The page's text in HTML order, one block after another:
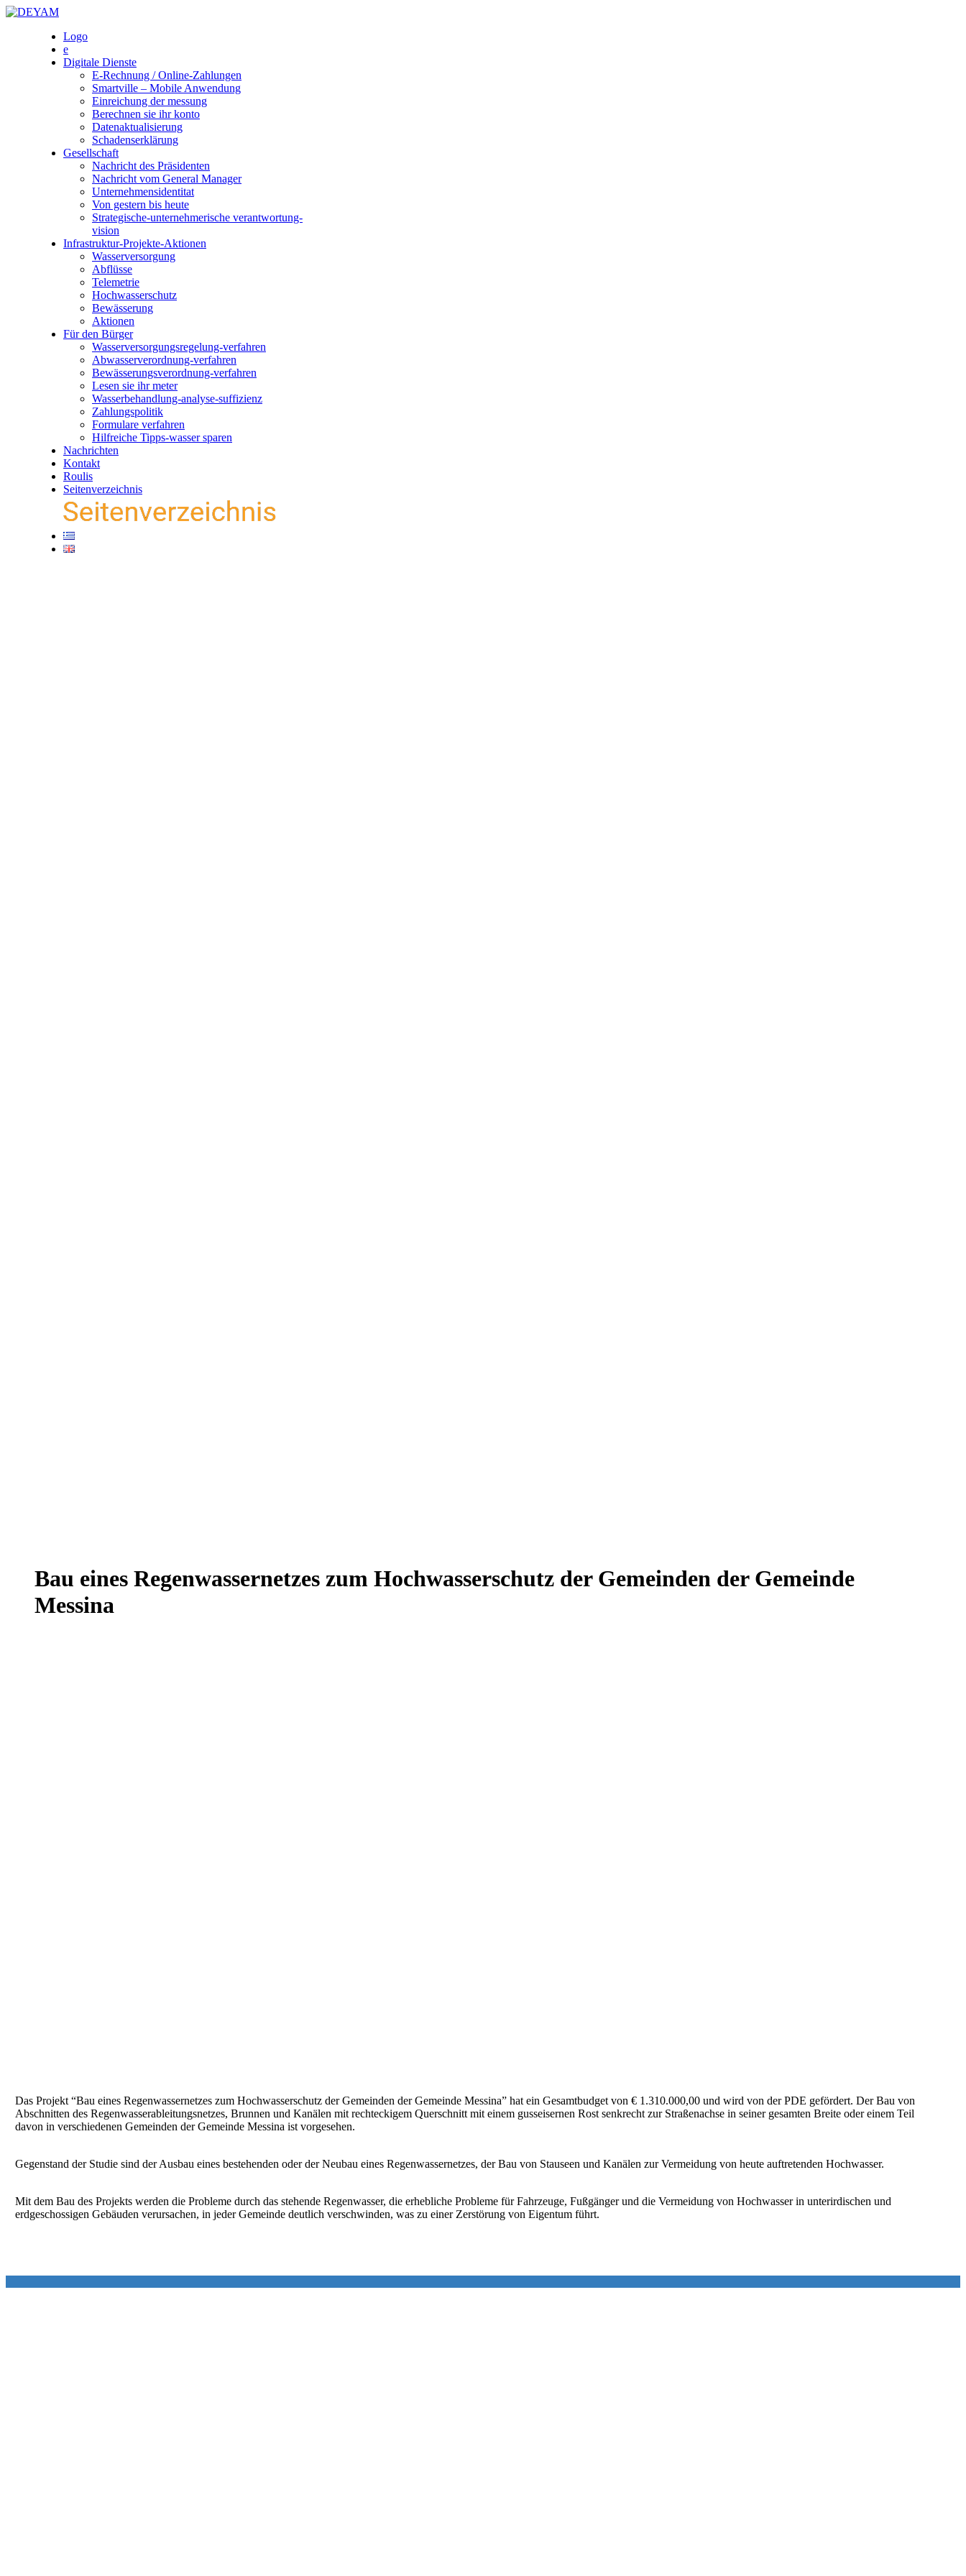
Skip
Logo
e
Digitale Dienste
E-Rechnung / Online-Zahlungen
Smartville – Mobile Anwendung
Einreichung der messung
Berechnen sie ihr konto
Datenaktualisierung
Schadenserklärung
Gesellschaft
Nachricht des Präsidenten
Nachricht vom General Manager
Unternehmensidentitat
Von gestern bis heute
Strategische-unternehmerische verantwortung-
vision
Infrastruktur-Projekte-Aktionen
Wasserversorgung
Abflüsse
Telemetrie
Hochwasserschutz
Bewässerung
Aktionen
Für den Bürger
Wasserversorgungsregelung-verfahren
Abwasserverordnung-verfahren
Bewässerungsverordnung-verfahren
Lesen sie ihr meter
Wasserbehandlung-analyse-suffizienz
Zahlungspolitik
Formulare verfahren
Hilfreiche Tipps-wasser sparen
Nachrichten
Kontakt
Roulis
Seitenverzeichnis
Bau eines Regenwassernetzes zum Hochwasserschutz der Gemeinden der Gemeinde
Messina
Das Projekt “Bau eines Regenwassernetzes zum Hochwasserschutz der Gemeinden der Gemeinde Messina” hat ein Gesamtbudget von € 1.310.000,00 und wird von der PDE gefördert. Der Bau von
Abschnitten des Regenwasserableitungsnetzes, Brunnen und Kanälen mit rechteckigem Querschnitt mit einem gusseisernen Rost senkrecht zur Straßenachse in seiner gesamten Breite oder einem Teil
davon in verschiedenen Gemeinden der Gemeinde Messina ist vorgesehen.
Gegenstand der Studie sind der Ausbau eines bestehenden oder der Neubau eines Regenwassernetzes, der Bau von Stauseen und Kanälen zur Vermeidung von heute auftretenden Hochwasser.
Mit dem Bau des Projekts werden die Probleme durch das stehende Regenwasser, die erhebliche Probleme für Fahrzeuge, Fußgänger und die Vermeidung von Hochwasser in unterirdischen und
erdgeschossigen Gebäuden verursachen, in jeder Gemeinde deutlich verschwinden, was zu einer Zerstörung von Eigentum führt.